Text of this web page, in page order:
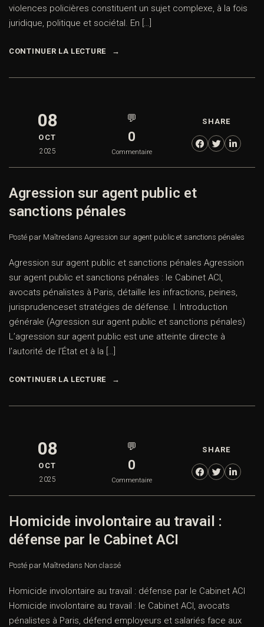
violences policières constituent un sujet complexe, à la fois
juridique, politique et sociétal. En […]
CONTINUER LA LECTURE
08
OCT
2025
💬
0
Commentaire
SHARE
Agression sur agent public et
sanctions pénales
Posté par Maîtredans Agression sur agent public et sanctions pénales
Agression sur agent public et sanctions pénales Agression
sur agent public et sanctions pénales : le Cabinet ACI,
avocats pénalistes à Paris, détaille les infractions, peines,
jurisprudenceset stratégies de défense. I. Introduction
générale (Agression sur agent public et sanctions pénales)
L’agression sur agent public est une atteinte directe à
l’autorité de l’État et à la […]
CONTINUER LA LECTURE
08
OCT
2025
💬
0
Commentaire
SHARE
Homicide involontaire au travail :
défense par le Cabinet ACI
Posté par Maîtredans Non classé
Homicide involontaire au travail : défense par le Cabinet ACI
Homicide involontaire au travail : le Cabinet ACI, avocats
pénalistes à Paris, défend employeurs et salariés face aux